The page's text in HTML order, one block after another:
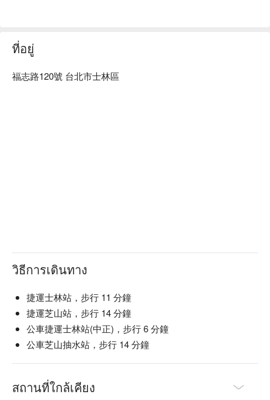
ที่อยู่
福志路120號 台北市士林區
วิธีการเดินทาง
捷運士林站，步行 11 分鐘
捷運芝山站，步行 14 分鐘
公車捷運士林站(中正)，步行 6 分鐘
公車芝山抽水站，步行 14 分鐘
สถานที่ใกล้เคียง